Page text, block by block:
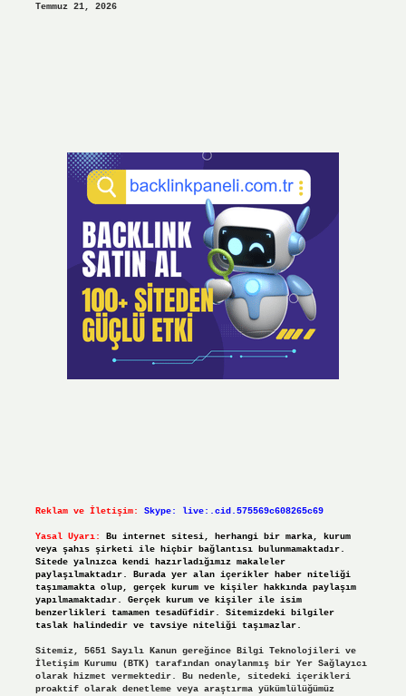
Temmuz 21, 2026
Reklam ve İletişim: Skype: live:.cid.575569c608265c69
Yasal Uyarı:
Bu internet sitesi, herhangi bir marka, kurum
veya şahıs şirketi ile hiçbir bağlantısı bulunmamaktadır.
Sitede yalnızca kendi hazırladığımız makaleler
paylaşılmaktadır. Burada yer alan içerikler haber niteliği
taşımamakta olup, gerçek kurum ve kişiler hakkında paylaşım
yapılmamaktadır. Gerçek kurum ve kişiler ile isim
benzerlikleri tamamen tesadüfidir. Sitemizdeki bilgiler
taslak halindedir ve tavsiye niteliği taşımazlar.
Sitemiz, 5651 Sayılı Kanun gereğince Bilgi Teknolojileri ve
İletişim Kurumu (BTK) tarafından onaylanmış bir Yer Sağlayıcı
olarak hizmet vermektedir. Bu nedenle, sitedeki içerikleri
proaktif olarak denetleme veya araştırma yükümlülüğümüz